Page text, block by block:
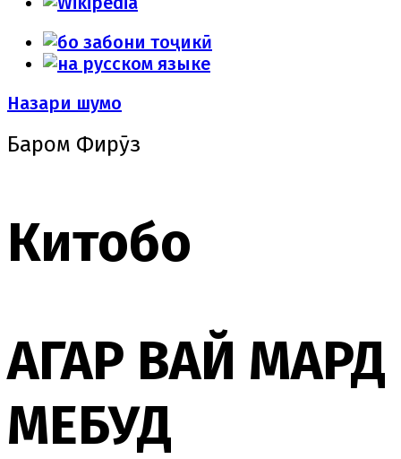
Назари шумо
Баҳром Фирӯз
Китобҳо
АГАР ВАЙ МАРД
МЕБУД